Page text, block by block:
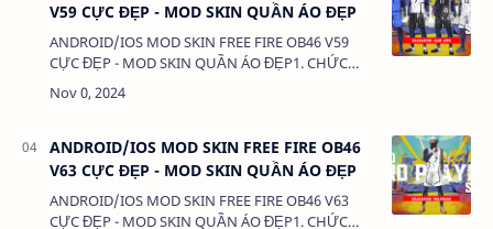
V59 CỰC ĐẸP - MOD SKIN QUẦN ÁO ĐẸP
ANDROID/IOS MOD SKIN FREE FIRE OB46 V59
CỰC ĐẸP - MOD SKIN QUẦN ÁO ĐẸP1. CHỨC
NĂNG:- MOD SKIN QUẦN ÁO - MOD CLOTHES2.
TẢI VÀ CÀI ĐẶT (BẢN FULL KHÔNG LINK RÚT
ANDROID/IOS MOD SKIN FREE FIRE OB46
V63 CỰC ĐẸP - MOD SKIN QUẦN ÁO ĐẸP
ANDROID/IOS MOD SKIN FREE FIRE OB46 V63
CỰC ĐẸP - MOD SKIN QUẦN ÁO ĐẸP1. CHỨC